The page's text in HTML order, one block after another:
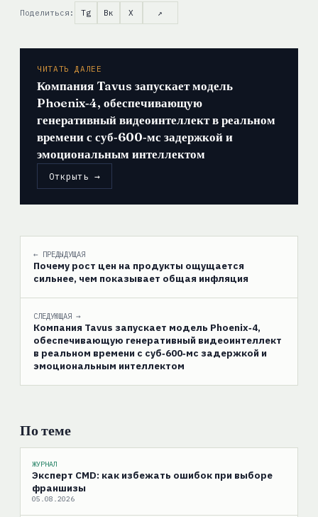
Поделиться: Tg Вк X ↗
ЧИТАТЬ ДАЛЕЕ
Компания Tavus запускает модель
Phoenix‑4, обеспечивающую
генеративный видеоинтеллект в реальном
времени с суб‑600‑мс задержкой и
эмоциональным интеллектом
Открыть →
← ПРЕДЫДУЩАЯ
Почему рост цен на продукты ощущается
сильнее, чем показывает общая инфляция
СЛЕДУЮЩАЯ →
Компания Tavus запускает модель Phoenix‑4,
обеспечивающую генеративный видеоинтеллект
в реальном времени с суб‑600‑мс задержкой и
эмоциональным интеллектом
По теме
ЖУРНАЛ
Эксперт CMD: как избежать ошибок при выборе
франшизы
05.08.2026